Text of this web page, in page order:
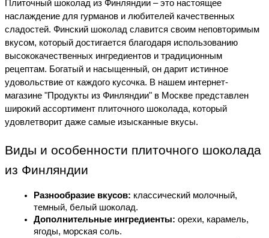
Плиточный шоколад из Финляндии – это настоящее
наслаждение для гурманов и любителей качественных
сладостей. Финский шоколад славится своим неповторимым
вкусом, который достигается благодаря использованию
высококачественных ингредиентов и традиционным
рецептам. Богатый и насыщенный, он дарит истинное
удовольствие от каждого кусочка. В нашем интернет-
магазине "Продукты из Финляндии" в Москве представлен
широкий ассортимент плиточного шоколада, который
удовлетворит даже самые изысканные вкусы.
Виды и особенности плиточного шоколада
из Финляндии
Разнообразие вкусов: классический молочный,
темный, белый шоколад.
Дополнительные ингредиенты: орехи, карамель,
ягоды, морская соль.